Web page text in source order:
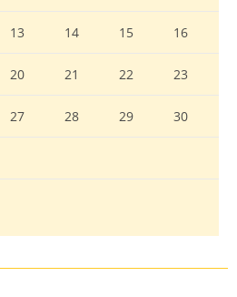
13 14 15 16
20 21 22 23
27 28 29 30